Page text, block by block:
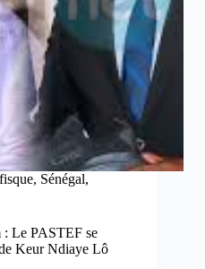
, Sénégal,
: Le PASTEF se
Keur Ndiaye Lô